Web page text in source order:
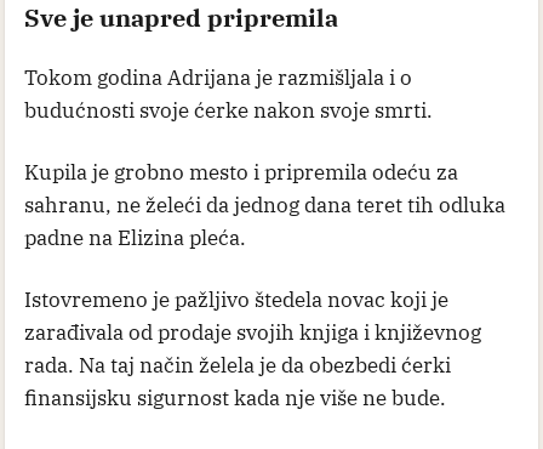
Sve je unapred pripremila
Tokom godina Adrijana je razmišljala i o
budućnosti svoje ćerke nakon svoje smrti.
Kupila je grobno mesto i pripremila odeću za
sahranu, ne želeći da jednog dana teret tih odluka
padne na Elizina pleća.
Istovremeno je pažljivo štedela novac koji je
zarađivala od prodaje svojih knjiga i književnog
rada. Na taj način želela je da obezbedi ćerki
finansijsku sigurnost kada nje više ne bude.